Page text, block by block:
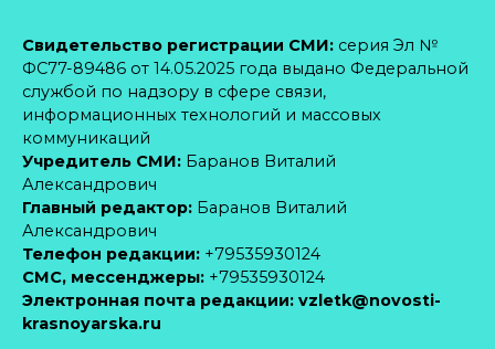
Свидетельство регистрации СМИ: серия Эл №
ФС77-89486 от 14.05.2025 года выдано Федеральной
службой по надзору в сфере связи,
информационных технологий и массовых
коммуникаций
Учредитель СМИ: Баранов Виталий
Александрович
Главный редактор: Баранов Виталий
Александрович
Телефон редакции: +79535930124
CМС, мессенджеры: +79535930124
Электронная почта редакции: vzletk@novosti-
krasnoyarska.ru